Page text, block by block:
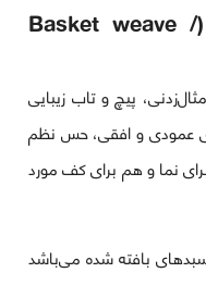
آجرچینی حصیری یا بادبزنی (Basket weave /
پیچ و تاب زیبایی
عمودی و افقی، حس نظم
نما و هم برای کف مورد
بافته شده می‌باشد